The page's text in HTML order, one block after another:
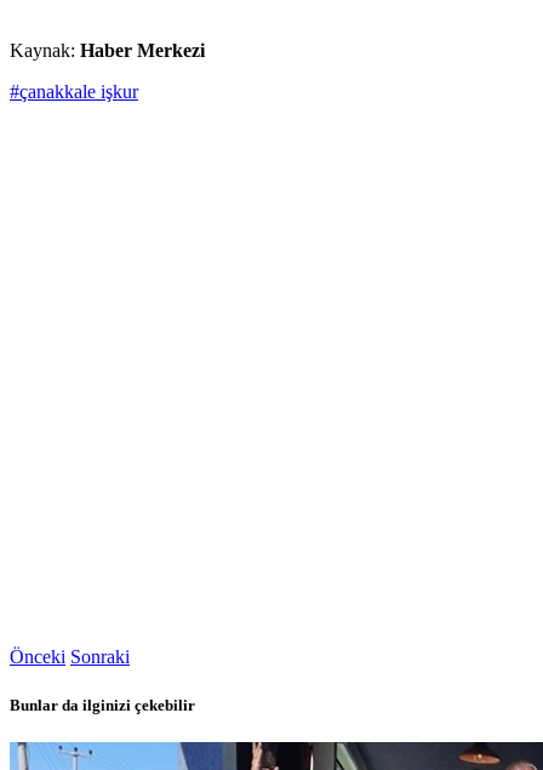
Kaynak: Haber Merkezi
#çanakkale işkur
Önceki Sonraki
Bunlar da ilginizi çekebilir